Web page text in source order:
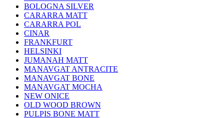
BOLOGNA SILVER
CARARRA MATT
CARARRA POL
CINAR
FRANKFURT
HELSINKI
JUMANAH MATT
MANAVGAT ANTRACITE
MANAVGAT BONE
MANAVGAT MOCHA
NEW ONICE
OLD WOOD BROWN
PULPIS BONE MATT